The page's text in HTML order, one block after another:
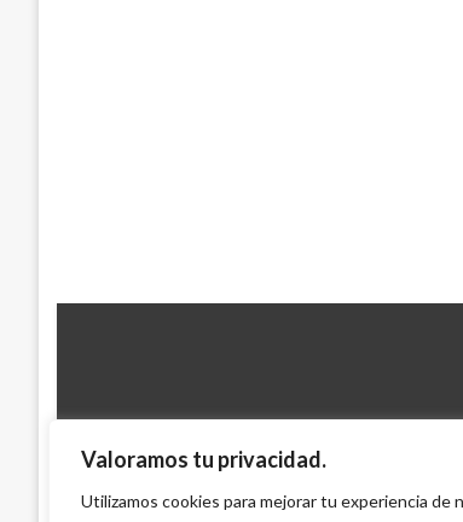
Valoramos tu privacidad.
Utilizamos cookies para mejorar tu experiencia de
JUDICIAL
Tragedia en Manizales: Se eleva